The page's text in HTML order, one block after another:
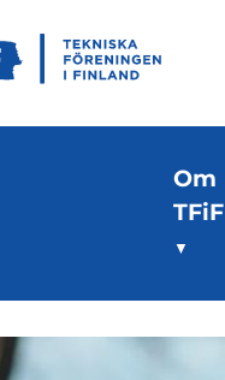
Om
TFiF